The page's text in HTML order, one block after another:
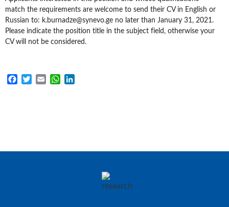
match the requirements are welcome to send their CV in English or
Russian to: k.burnadze@synevo.ge no later than January 31, 2021.
Please indicate the position title in the subject field, otherwise your
CV will not be considered.
FacebookTwitter
Email WhatsApp